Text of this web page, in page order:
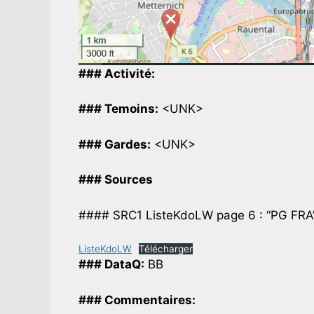
### Activité:
### Temoins: <UNK>
### Gardes: <UNK>
### Sources
#### SRC1 ListeKdoLW page 6 : “PG
ListeKdoLW Télécharger
### DataQ: BB
### Commentaires: